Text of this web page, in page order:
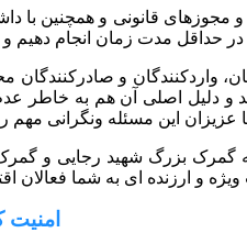
تجارت گستر رایان با داشتن سابقه
در حداقل مدت زمان انجام دهیم
واردکنندگان و
و دلیل اصلی آن هم به
عزیزان این مسئله ونگرانی
گمرک بزرگ شهید رجایی و
و ارزنده ای به شما فعالان